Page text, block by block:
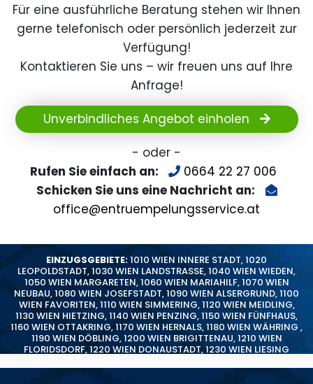
Für eine ausführliche Beratung stehen wir Ihnen
gerne telefonisch oder persönlich jederzeit zur
Verfügung!
Kontaktieren Sie uns – wir freuen uns auf Ihre
Anfrage!
Unverbindliches Angebot einholen
- oder -
Rufen Sie einfach an:
0664 22 27 006
Schicken Sie uns eine Nachricht an:
office@entruempelungsservice.at
EINZUGSGEBIETE:1010 WIEN INNERE STADT,1020
LEOPOLDSTADT,1030 WIEN LANDSTRASSE,1040 WIEN WIEDEN,
1050 WIEN MARGARETEN,1060 WIEN MARIAHILF,1070 WIEN
NEUBAU,1080 WIEN JOSEFSTADT,1090 WIEN ALSERGRUND,1100
WIEN FAVORITEN,1110 WIEN SIMMERING,1120 WIEN MEIDLING,
1130 WIEN HIETZING,1140 WIEN PENZING,1150 WIEN FÜNFHAUS,
1160 WIEN OTTAKRING,1170 WIEN HERNALS,1180 WIEN WÄHRING ,
1190 WIEN DÖBLING,1200 WIEN BRIGITTENAU,1210 WIEN
FLORIDSDORF,1220 WIEN DONAUSTADT,1230 WIEN LIESING